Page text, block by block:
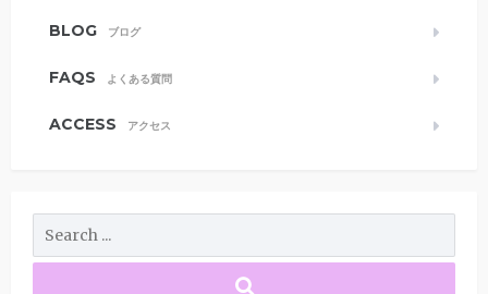
BLOG ブログ
FAQS よくある質問
ACCESS アクセス